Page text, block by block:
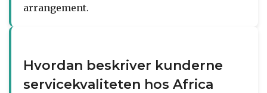
arrangement.
Hvordan beskriver kunderne
servicekvaliteten hos Africa